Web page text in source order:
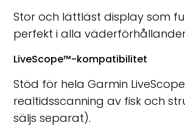
Stor och lättläst display som
perfekt i alla
LiveScope™-kompatibilitet
Stöd för hela Garmin
realtidsscanning av fisk och
säljs separat).